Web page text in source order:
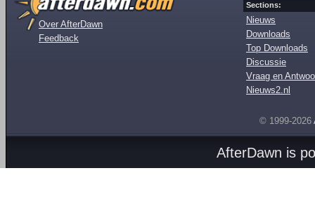
Over AfterDawn
Feedback
Sections:
Nieuws
Downloads
Top Downloads
Discussie
Vraag en
Nieuws2.nl
© 1999-2026
AfterDawn is